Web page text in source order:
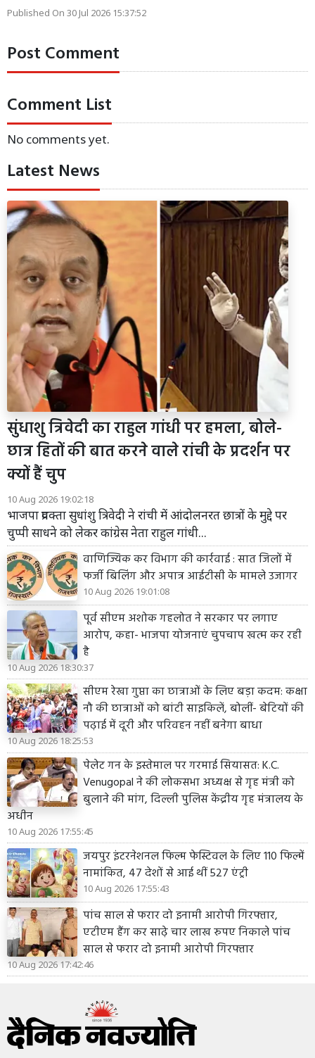
Published On 30 Jul 2026 15:37:52
Post Comment
Comment List
No comments yet.
Latest News
सुंधाशु त्रिवेदी का राहुल गांधी पर हमला, बोले-
छात्र हितों की बात करने वाले रांची के प्रदर्शन पर
क्यों हैं चुप
10 Aug 2026 19:02:18
भाजपा प्रवक्ता सुधांशु त्रिवेदी ने रांची में आंदोलनरत छात्रों के मुद्दे पर
चुप्पी साधने को लेकर कांग्रेस नेता राहुल गांधी...
वाणिज्यिक कर विभाग की कार्रवाई : सात जिलों में
फर्जी बिलिंग और अपात्र आईटीसी के मामले उजागर
10 Aug 2026 19:01:08
पूर्व सीएम अशोक गहलोत ने सरकार पर लगाए
आरोप, कहा- भाजपा योजनाएं चुपचाप खत्म कर रही
है
10 Aug 2026 18:30:37
सीएम रेखा गुप्ता का छात्राओं के लिए बड़ा कदम: कक्षा
नौ की छात्राओं को बांटी साइकिलें, बोलीं- बेटियों की
पढ़ाई में दूरी और परिवहन नहीं बनेगा बाधा
10 Aug 2026 18:25:53
पेलेट गन के इस्तेमाल पर गरमाई सियासत: K.C.
Venugopal ने की लोकसभा अध्यक्ष से गृह मंत्री को
बुलाने की मांग, दिल्ली पुलिस केंद्रीय गृह मंत्रालय के
अधीन
10 Aug 2026 17:55:45
जयपुर इंटरनेशनल फिल्म फेस्टिवल के लिए 110 फिल्में
नामांकित, 47 देशों से आई थीं 527 एंट्री
10 Aug 2026 17:55:43
पांच साल से फरार दो इनामी आरोपी गिरफ्तार,
एटीएम हैंग कर साढ़े चार लाख रुपए निकाले पांच
साल से फरार दो इनामी आरोपी गिरफ्तार
10 Aug 2026 17:42:46